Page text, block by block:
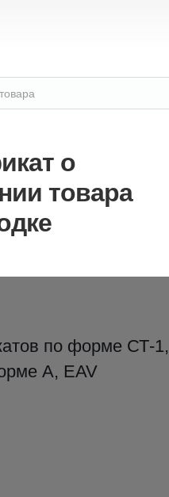
о
товара
по форме СТ-1,
А, EAV